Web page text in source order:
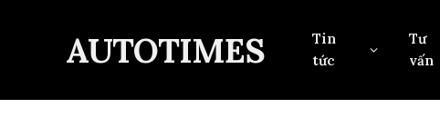
AUTOTIMES
Tin
tức
Tư
vấn